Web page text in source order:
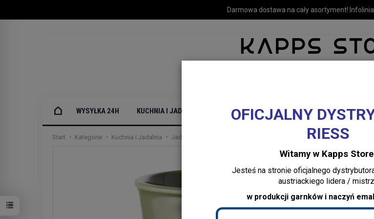
Darmowa dostawa na cały asortyment!
OFICJALNY
RIESS
Witamy w Kapps
Jesteś na stronie oficjalnego
austriackiego lidera /
w produkcji garnków i naczyń
WYSYŁKA 24H KUCHNIA I JADALNIA MEBLE LUSTRA I OŚWIETLENIE
Start Kategorie Kuchnia i Jadalnia Jadalnia Kubek espresso ciemna zieleń 8
Revol
Dodaj